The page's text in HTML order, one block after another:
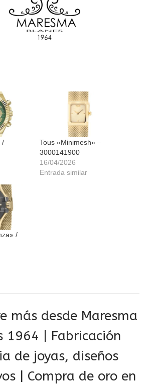
/
Tous «Minimesh» –
3000141900
16/04/2026
Entrada similar
/
más desde Maresma
1964 | Fabricación
de joyas, diseños
| Compra de oro en